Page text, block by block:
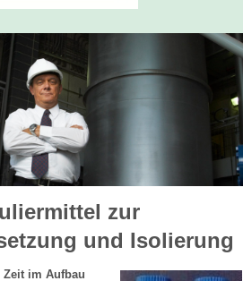
zur
und Isolierung
Zeit im Aufbau